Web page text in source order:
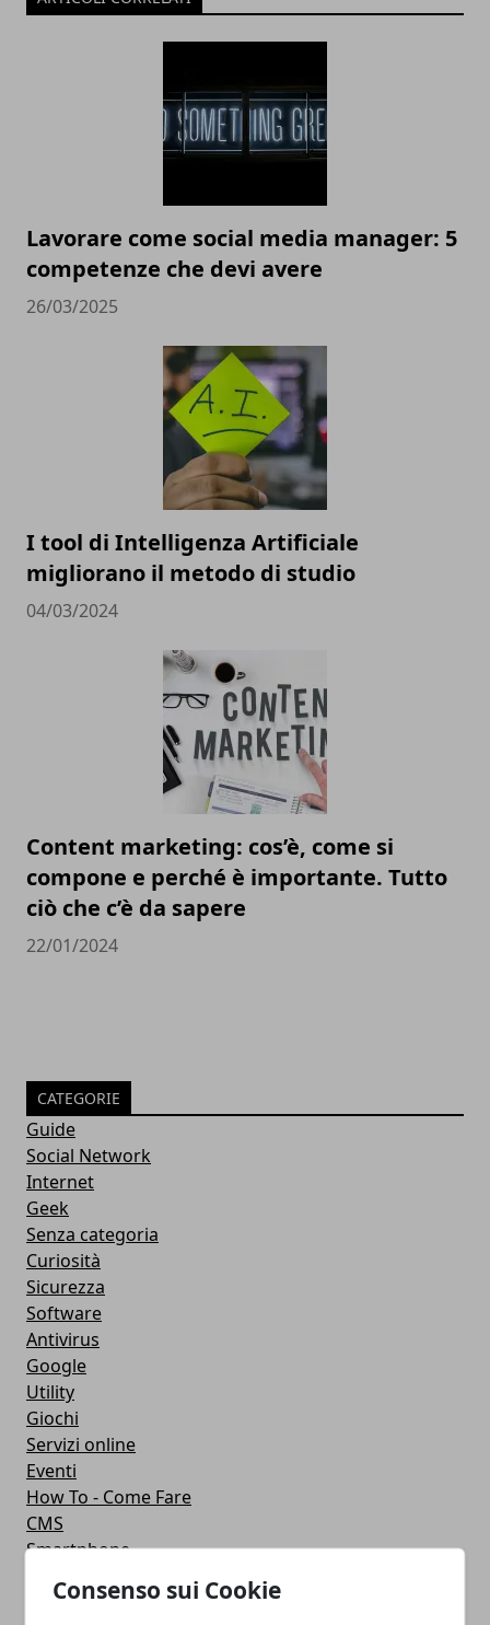
Consenso sui Cookie
Lavorare come social media manager: 5
competenze che devi avere
26/03/2025
I tool di Intelligenza Artificiale
migliorano il metodo di studio
04/03/2024
Content marketing: cos’è, come si
compone e perché è importante. Tutto
ciò che c’è da sapere
22/01/2024
CATEGORIE
Guide
Social Network
Internet
Geek
Senza categoria
Curiosità
Sicurezza
Software
Antivirus
Google
Utility
Giochi
Servizi online
Eventi
How To - Come Fare
CMS
Smartphone
Apple